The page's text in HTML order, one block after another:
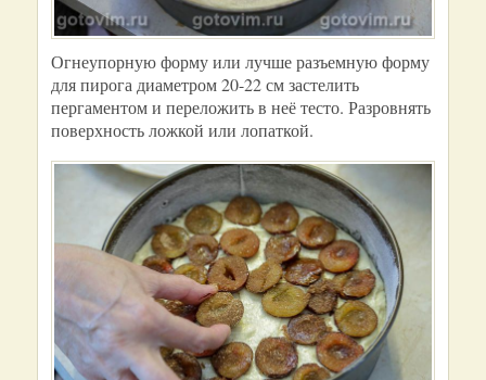
Огнеупорную форму или лучше разъемную форму
для пирога диаметром 20-22 см застелить
пергаментом и переложить в неё тесто. Разровнять
поверхность ложкой или лопаткой.